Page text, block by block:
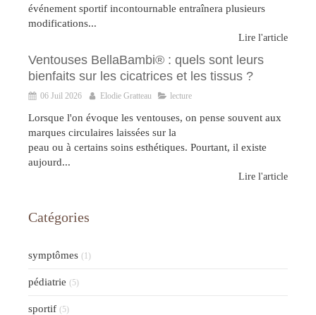
événement sportif incontournable entraînera plusieurs
modifications...
Lire l'article
Ventouses BellaBambi® : quels sont leurs
bienfaits sur les cicatrices et les tissus ?
06 Juil 2026 Elodie Gratteau lecture
Lorsque l'on évoque les ventouses, on pense souvent aux
marques circulaires laissées sur la
peau ou à certains soins esthétiques. Pourtant, il existe
aujourd...
Lire l'article
Catégories
symptômes (1)
pédiatrie (5)
sportif (5)